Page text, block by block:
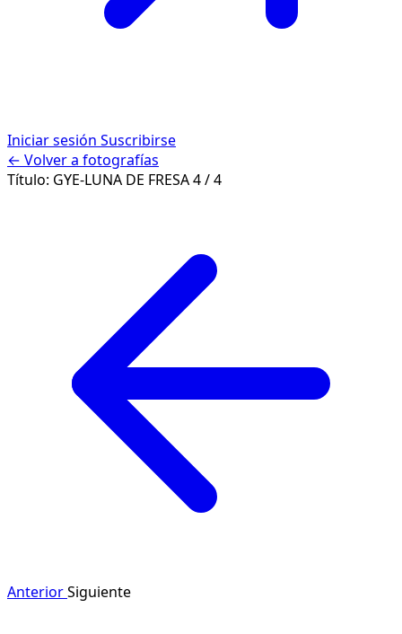
Iniciar sesión Suscribirse
← Volver a fotografías
Título: GYE-LUNA DE FRESA4 / 4
AnteriorSiguiente